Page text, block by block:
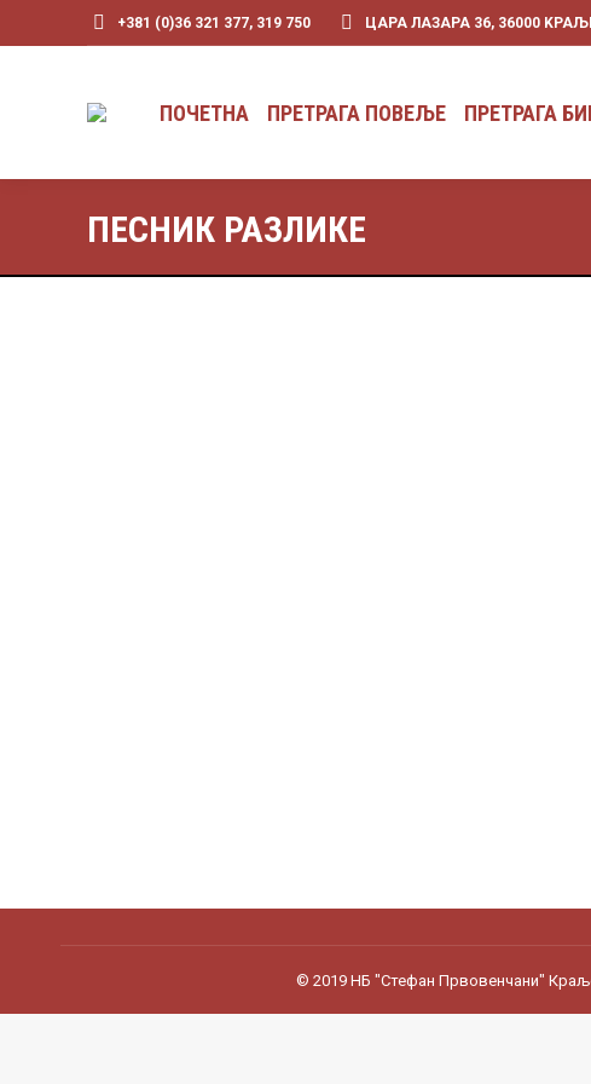
+381 (0)36 321 377, 319 750 ЦАРА ЛАЗАРА 36, 36000
ПОЧЕТНА ПРЕТРАГА ПОВЕЉЕ ПРЕТРАГА
ПЕСНИК РАЗЛИКЕ
© 2019 НБ "Стефан Првовенчани"